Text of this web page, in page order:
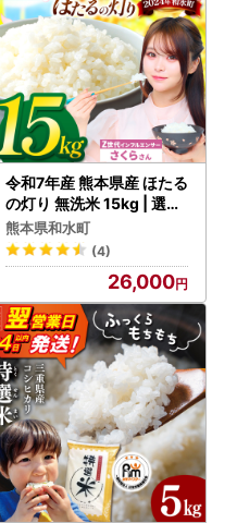
令和7年産 熊本県産 ほたる
の灯り 無洗米 15kg | 選べ
る 銘柄 ほたるの灯り 森の
くまさん 容量 5kg 10kg 1
5kg 20kg 25kg 30kg特A
小分け 訳あり 規格外
熊本県和水町
(4)
26,000